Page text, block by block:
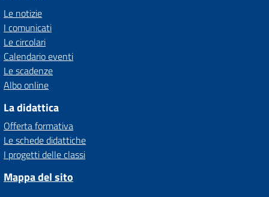
Le notizie
I comunicati
Le circolari
Calendario eventi
Le scadenze
Albo online
La didattica
Offerta formativa
Le schede didattiche
I progetti delle classi
Mappa del sito